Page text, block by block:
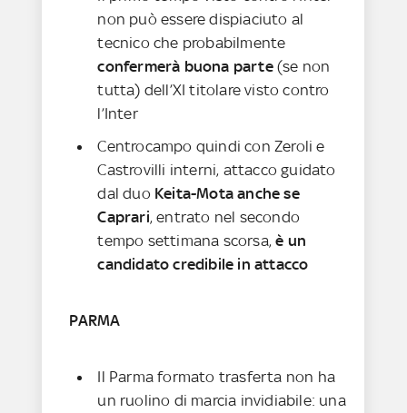
non può essere dispiaciuto al
tecnico che probabilmente
confermerà buona parte(se non
tutta) dell’XI titolare visto contro
l’Inter
Centrocampo quindi con Zeroli e
Castrovilli interni, attacco guidato
dal duo Keita-Mota anche se
Caprari, entrato nel secondo
tempo settimana scorsa,è un
candidato credibile in attacco
PARMA
Il Parma formato trasferta non ha
un ruolino di marcia invidiabile: una